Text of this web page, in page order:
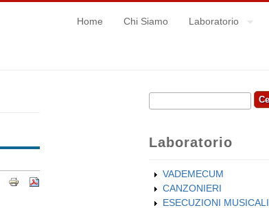
Home Chi Siamo Laboratorio
Form di ricerca
Cerca
Laboratorio
VADEMECUM
CANZONIERI
ESECUZIONI MUSICALI